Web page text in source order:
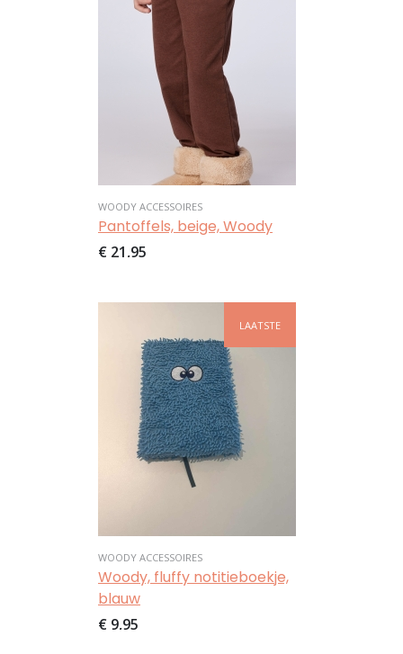
WOODY ACCESSOIRES
Pantoffels, beige, Woody
€ 21,95
LAATSTE
WOODY ACCESSOIRES
Woody, fluffy notitieboekje,
blauw
€ 9,95